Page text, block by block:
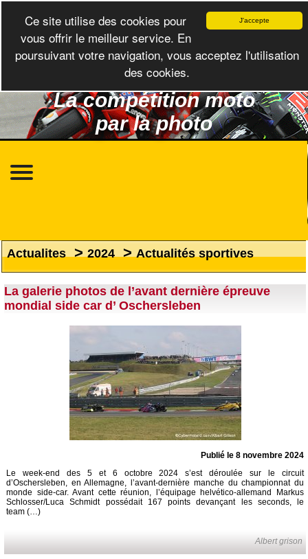
La compétition moto
par la photo
Actualites>2024>Actualités sportives
La galerie photos de l’avant dernière épreuve
mondial side car d’ Oschersleben
Publié le 8 novembre 2024
Le week-end des 5 et 6 octobre 2024 s’est déroulée sur le circuit
d’Oschersleben, en Allemagne, l’avant-dernière manche du championnat du
monde side-car. Avant cette réunion, l’équipage helvético-allemand Markus
Schlosser/Luca Schmidt possédait 167 points devançant les seconds, le
team (…)
Albert grison
J'accepte
Ce site utilise des cookies pour
vous offrir le meilleur service. En
poursuivant votre navigation, vous acceptez l'utilisation
des cookies.